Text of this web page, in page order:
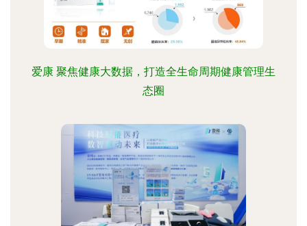
爱康 聚焦健康大数据，打造全生命周期健康管理生
态圈